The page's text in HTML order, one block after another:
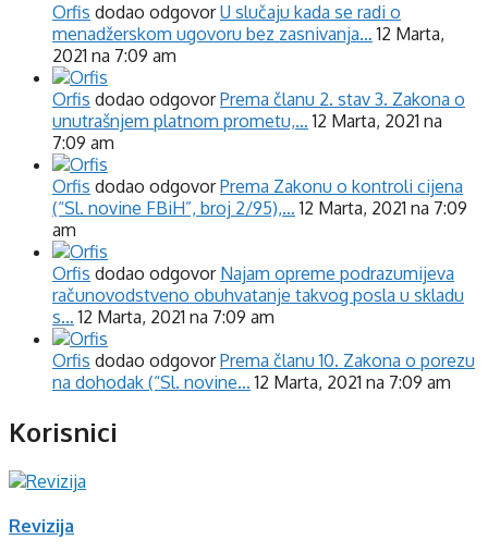
Orfis dodao odgovorU slučaju kada se radi o
menadžerskom ugovoru bez zasnivanja… 12 Marta,
2021 na 7:09 am
Orfis dodao odgovorPrema članu 2. stav 3. Zakona o
unutrašnjem platnom prometu,… 12 Marta, 2021 na
7:09 am
Orfis dodao odgovorPrema Zakonu o kontroli cijena
(“Sl. novine FBiH”, broj 2/95),… 12 Marta, 2021 na 7:09
am
Orfis dodao odgovor Najam opreme podrazumijeva
računovodstveno obuhvatanje takvog posla u skladu
s… 12 Marta, 2021 na 7:09 am
Orfis dodao odgovorPrema članu 10. Zakona o porezu
na dohodak (“Sl. novine… 12 Marta, 2021 na 7:09 am
Korisnici
Revizija